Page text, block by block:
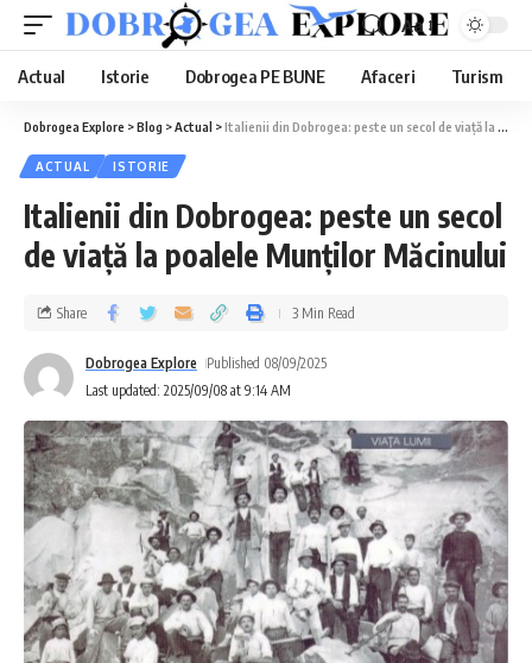
Aa
Actual Istorie Dobrogea PE BUNE Afaceri Turism
Dobrogea Explore >Blog >Actual >Italienii din Dobrogea: peste un secol de viață la poalele Munților Măcinului
ACTUAL ISTORIE
Italienii din Dobrogea: peste un secol
de viață la poalele Munților Măcinului
Last updated: 2025/09/08 at 9:14 AM
Dobrogea Explore Published 08/09/2025
Share 3 Min Read